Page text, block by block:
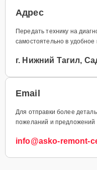
Адрес
Передать технику на
самостоятельно в удобное
г. Нижний Тагил,
Email
Для отправки более
пожеланий и предложений
info@asko-remont-